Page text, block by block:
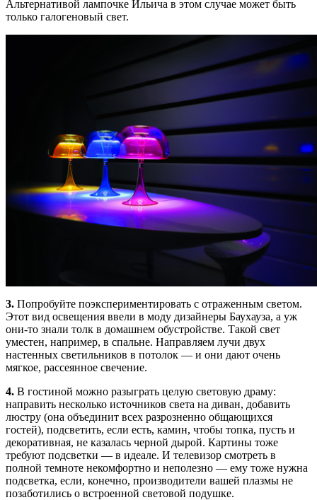
Альтернативой лампочке Ильича в этом случае может быть
только галогеновый свет.
3. Попробуйте поэкспериментировать с отраженным светом.
Этот вид освещения ввели в моду дизайнеры Баухауза, а уж
они-то знали толк в домашнем обустройстве. Такой свет
уместен, например, в спальне. Направляем лучи двух
настенных светильников в потолок — и они дают очень
мягкое, рассеянное свечение.
4. В гостиной можно разыграть целую световую драму:
направить несколько источников света на диван, добавить
люстру (она объединит всех разрозненно общающихся
гостей), подсветить, если есть, камин, чтобы топка, пусть и
декоративная, не казалась черной дырой. Картины тоже
требуют подсветки — в идеале. И телевизор смотреть в
полной темноте некомфортно и неполезно — ему тоже нужна
подсветка, если, конечно, производители вашей плазмы не
позаботились о встроенной световой подушке.